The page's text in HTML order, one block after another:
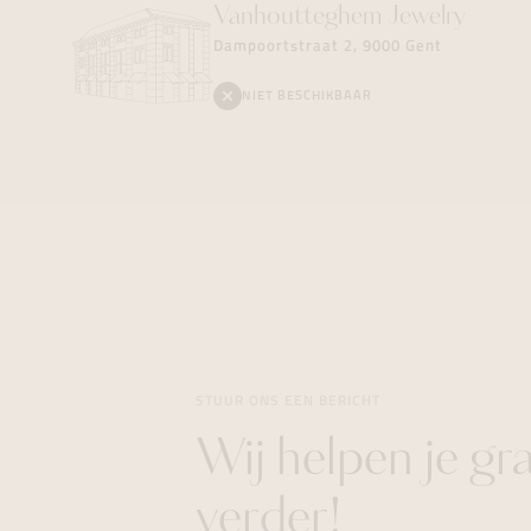
Vanhoutteghem Jewelry
Dampoortstraat 2, 9000 Gent
NIET BESCHIKBAAR
Wij helpen je